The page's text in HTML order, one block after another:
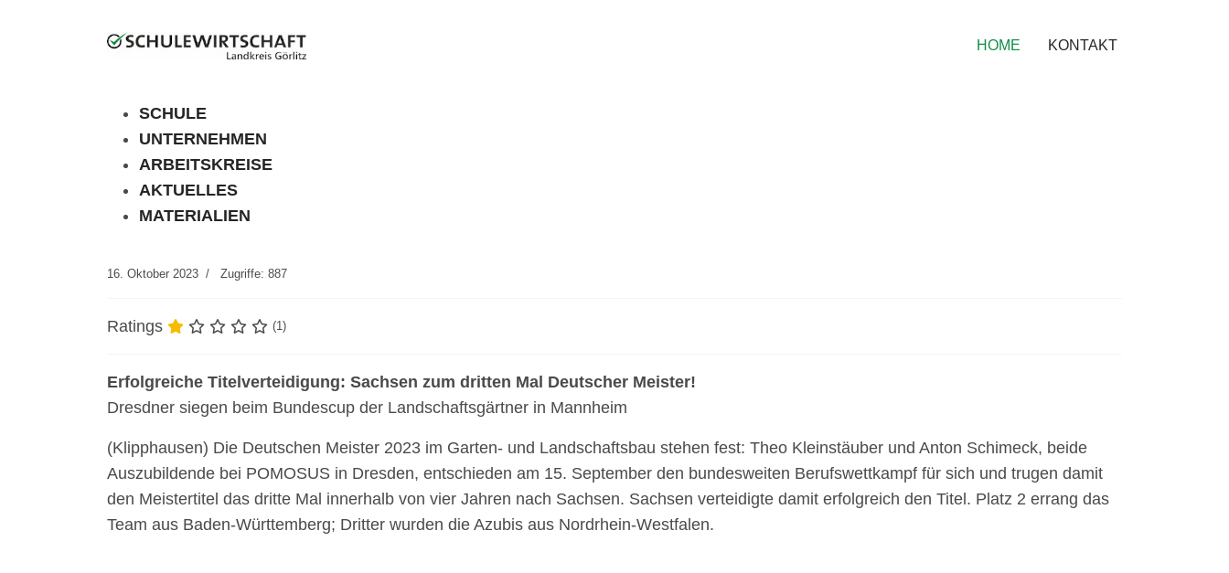
HOME KONTAKT
SCHULE
UNTERNEHMEN
ARBEITSKREISE
AKTUELLES
MATERIALIEN
16. Oktober 2023 Zugriffe: 887
Ratings (1)
Erfolgreiche Titelverteidigung: Sachsen zum dritten Mal Deutscher Meister!
Dresdner siegen beim Bundescup der Landschaftsgärtner in Mannheim
(Klipphausen) Die Deutschen Meister 2023 im Garten- und Landschaftsbau stehen fest: Theo Kleinstäuber und Anton Schimeck, beide
Auszubildende bei POMOSUS in Dresden, entschieden am 15. September den bundesweiten Berufswettkampf für sich und trugen damit
den Meistertitel das dritte Mal innerhalb von vier Jahren nach Sachsen. Sachsen verteidigte damit erfolgreich den Titel. Platz 2 errang das
Team aus Baden-Württemberg; Dritter wurden die Azubis aus Nordrhein-Westfalen.